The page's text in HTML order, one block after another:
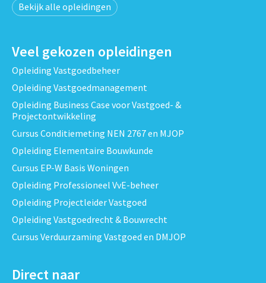
Bekijk alle opleidingen
Veel gekozen opleidingen
Opleiding Vastgoedbeheer
Opleiding Vastgoedmanagement
Opleiding Business Case voor Vastgoed- &
Projectontwikkeling
Cursus Conditiemeting NEN 2767 en MJOP
Opleiding Elementaire Bouwkunde
Cursus EP-W Basis Woningen
Opleiding Professioneel VvE-beheer
Opleiding Projectleider Vastgoed
Opleiding Vastgoedrecht & Bouwrecht
Cursus Verduurzaming Vastgoed en DMJOP
Direct naar